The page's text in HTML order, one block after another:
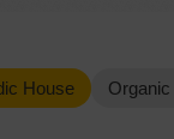
House